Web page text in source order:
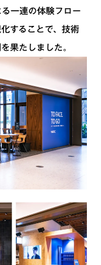
一連の体験フロー
することで、技術
果たしました。